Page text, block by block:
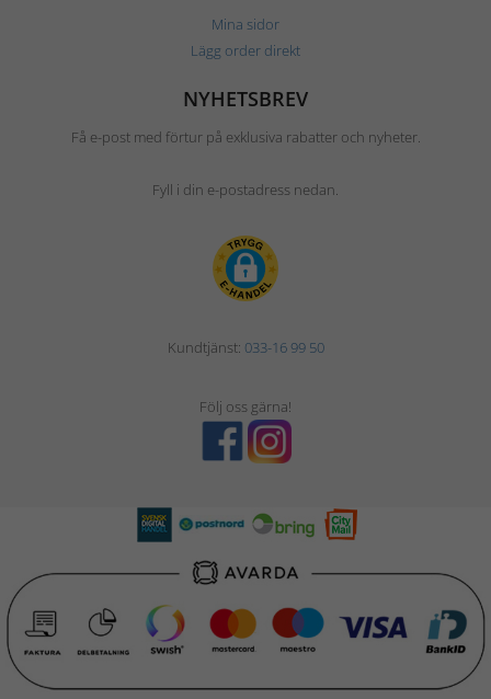
Mina sidor
Lägg order direkt
NYHETSBREV
Få e-post med förtur på exklusiva rabatter och nyheter.
Fyll i din e-postadress nedan.
Kundtjänst: 033-16 99 50
Följ oss gärna!